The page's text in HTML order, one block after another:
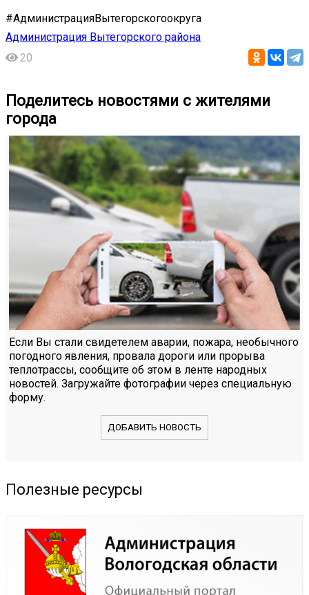
#АдминистрацияВытегорскогоокруга
Администрация Вытегорского района
20
Поделитесь новостями с жителями
города
Если Вы стали свидетелем аварии, пожара, необычного
погодного явления, провала дороги или прорыва
теплотрассы, сообщите об этом в ленте народных
новостей. Загружайте фотографии через специальную
форму.
ДОБАВИТЬ НОВОСТЬ
Полезные ресурсы